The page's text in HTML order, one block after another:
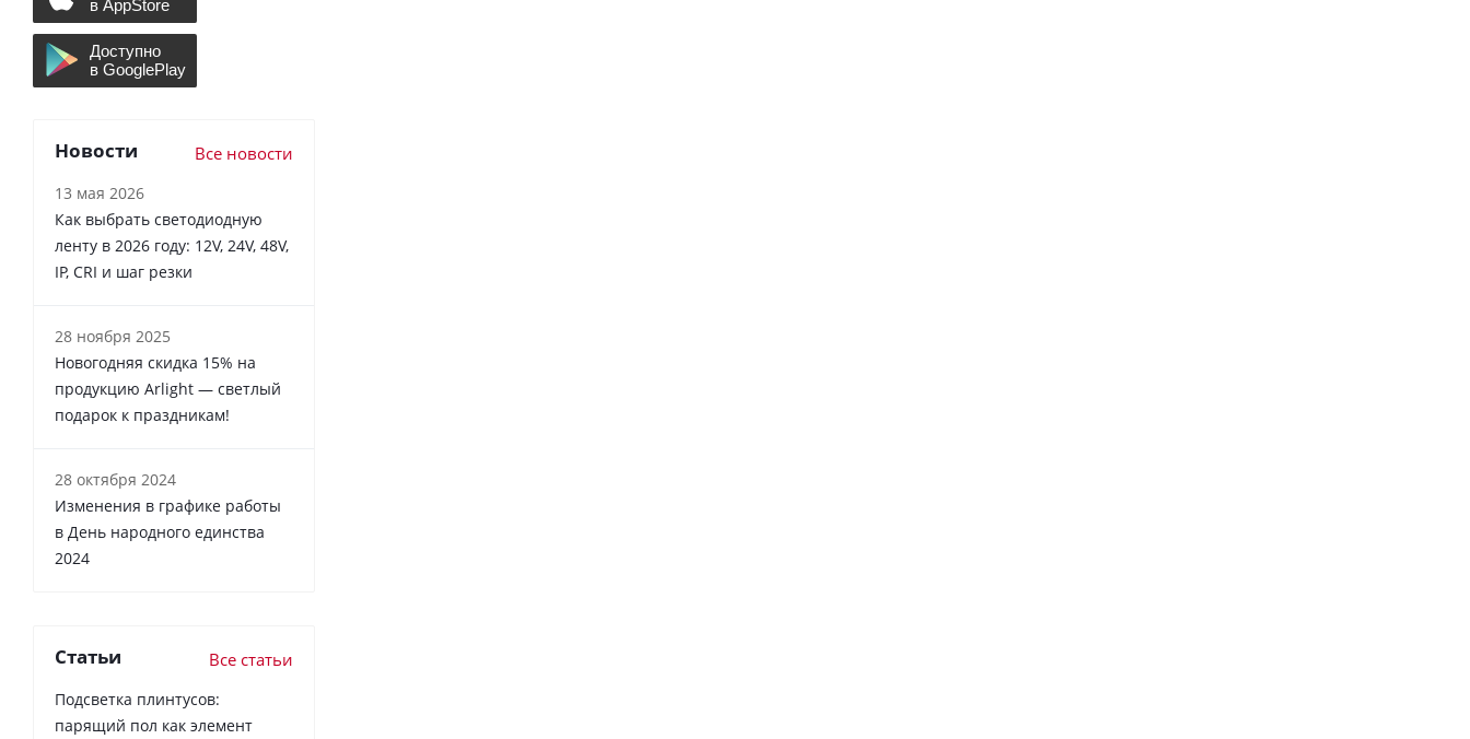
Новости Все новости
13 мая 2026
Как выбрать светодиодную
ленту в 2026 году: 12V, 24V, 48V,
IP, CRI и шаг резки
28 ноября 2025
Новогодняя скидка 15% на
продукцию Arlight — светлый
подарок к праздникам!
28 октября 2024
Изменения в графике работы
в День народного единства
2024
Статьи Все статьи
Подсветка плинтусов:
парящий пол как элемент